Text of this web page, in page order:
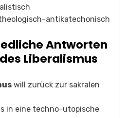
antikatechonisch
Antworten
Liberalismus
will zurück zur sakralen
in eine techno-utopische